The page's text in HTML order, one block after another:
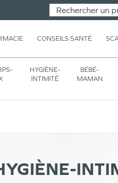
CONSEILS SANTÉ
HYGIÈNE-
INTIMITÉ
BÉBÉ-
MAMAN